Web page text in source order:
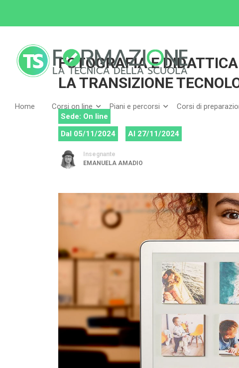
Home Corsi on line Piani e percorsi Corsi di
FOTOGRAFIA E
LA TRANSIZIONE
Sede: On line
Dal 05/11/2024
Al 27/11/2024
Insegnante
EMANUELA AMADIO